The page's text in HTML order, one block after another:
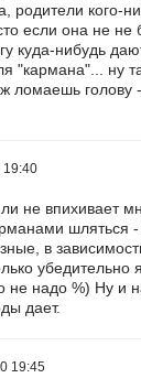
родители кого-
если она не не
куда-нибудь
"кармана"... ну
ломаешь голову
19:40
не впихивает
шляться
в
убедительно
не надо %) Ну и
дает.
19:45